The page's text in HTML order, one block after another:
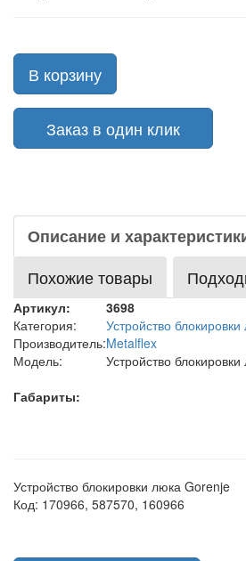
В корзину
Заказ в один клик
Описание и
Похожие товары
Артикул:
3698
Категория:
Устройство
Производитель:Metalflex
Модель:
Устройство
Габариты:
Устройство блокировки люка Gorenje
Код: 170966, 587570, 160966